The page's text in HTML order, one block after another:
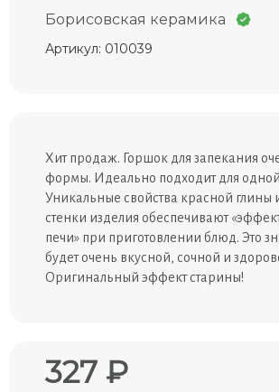
Борисовская керамика
Артикул: 010039
Хит продаж. Горшок для запекания
формы. Идеально подходит для
Уникальные свойства красной глины
стенки изделия обеспечивают
печи» при приготовлении блюд. Это
будет очень вкусной, сочной и
Оригинальный эффект старины!
327 ₽